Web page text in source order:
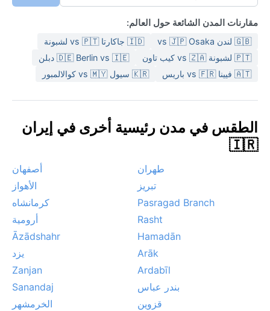
مقارنات المدن الشائعة حول العالم:
🇬🇧 لندن vs 🇯🇵 Osaka
🇮🇩 جاكارتا vs 🇵🇹 لشبونة
🇵🇹 لشبونة vs 🇿🇦 كيب تاون
🇩🇪 Berlin vs 🇮🇪 دبلن
🇦🇹 فيينا vs 🇫🇷 باريس
🇰🇷 سيول vs 🇲🇾 كوالالمبور
الطقس في مدن رئيسية أخرى في إيران
🇮🇷
طهران
أصفهان
تبريز
الأهواز
Pasragad Branch
كرمانشاه
Rasht
أرومية
Hamadān
Āzādshahr
Arāk
يزد
Ardabīl
Zanjan
بندر عباس
Sanandaj
قزوين
الخرمشهر